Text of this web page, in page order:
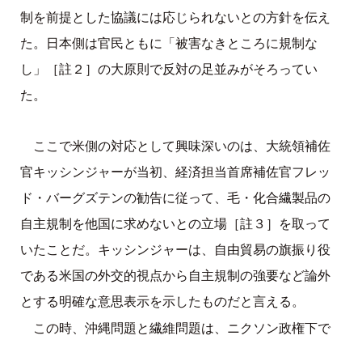
制を前提とした協議には応じられないとの方針を伝え
た。日本側は官民ともに「被害なきところに規制な
し」［註２］の大原則で反対の足並みがそろってい
た。
ここで米側の対応として興味深いのは、大統領補佐
官キッシンジャーが当初、経済担当首席補佐官フレッ
ド・バーグズテンの勧告に従って、毛・化合繊製品の
自主規制を他国に求めないとの立場［註３］を取って
いたことだ。キッシンジャーは、自由貿易の旗振り役
である米国の外交的視点から自主規制の強要など論外
とする明確な意思表示を示したものだと言える。
この時、沖縄問題と繊維問題は、ニクソン政権下で